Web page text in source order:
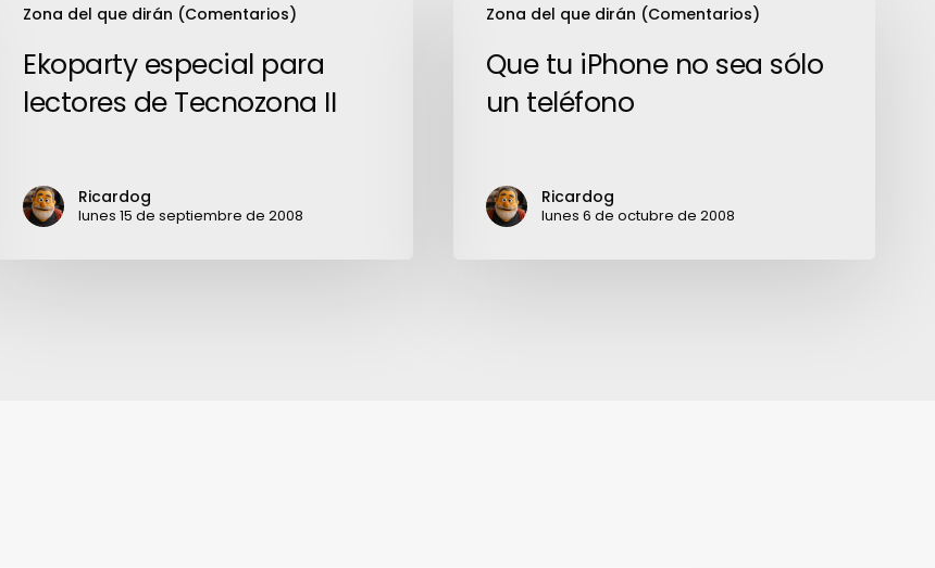
Zona del que dirán (Comentarios)
especial
para
lectores
Ekoparty especial para
lectores de Tecnozona II
Ricardog
lunes 15 de septiembre de 2008
Zona del que dirán (Comentarios)
iPhone
teléfono
Que tu iPhone no sea sólo
un teléfono
Ricardog
lunes 6 de octubre de 2008